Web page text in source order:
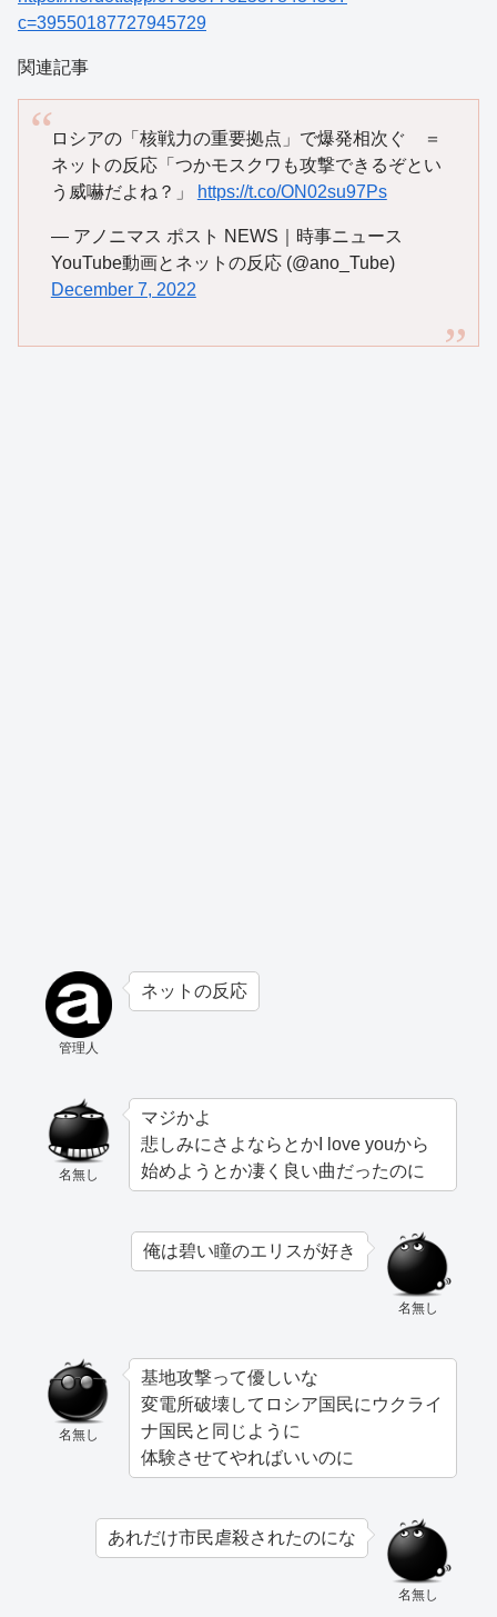
c=39550187727945729
関連記事
ロシアの「核戦力の重要拠点」で爆発相次ぐ ＝
ネットの反応「つかモスクワも攻撃できるぞとい
う威嚇だよね？」
https://t.co/ON02su97Ps
— アノニマス ポスト NEWS｜時事ニュース
YouTube動画とネットの反応 (@ano_Tube)
December 7, 2022
管理人
ネットの反応
名無し
マジかよ
悲しみにさよならとかI love youから
始めようとか凄く良い曲だったのに
名無し
俺は碧い瞳のエリスが好き
名無し
基地攻撃って優しいな
変電所破壊してロシア国民にウクライ
ナ国民と同じように
体験させてやればいいのに
名無し
あれだけ市民虐殺されたのにな